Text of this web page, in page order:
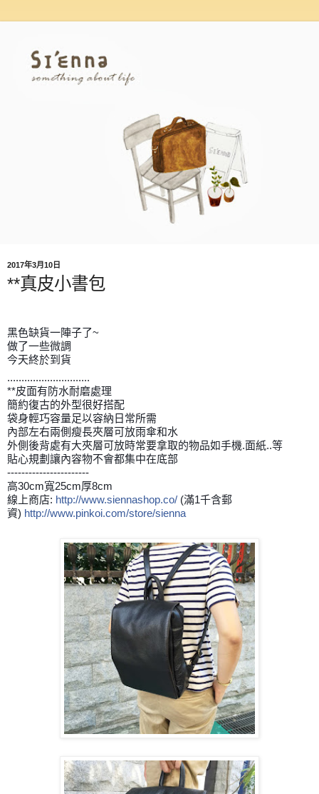
2017年3月10日
**真皮小書包
黑色缺貨一陣子了~
做了一些微調
今天終於到貨
.............................
**皮面有防水耐磨處理
簡約復古的外型很好搭配
袋身輕巧容量足以容納日常所需
內部左右兩側瘦長夾層可放雨傘和水
外側後背處有大夾層可放時常要拿取的物品如手機.面紙..等
貼心規劃讓內容物不會都集中在底部
-----------------------
高30cm寬25cm厚8cm
線上商店: http://www.siennashop.co/ (滿1千含郵
資) http://www.pinkoi.com/store/sienna